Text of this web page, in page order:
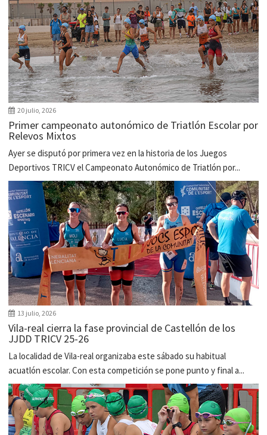
20 julio, 2026
Primer campeonato autonómico de Triatlón Escolar por
Relevos Mixtos
Ayer se disputó por primera vez en la historia de los Juegos
Deportivos TRICV el Campeonato Autonómico de Triatlón por...
13 julio, 2026
Vila-real cierra la fase provincial de Castellón de los
JJDD TRICV 25-26
La localidad de Vila-real organizaba este sábado su habitual
acuatlón escolar. Con esta competición se pone punto y final a...